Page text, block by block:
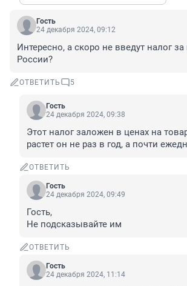
Гость
24 декабря 2024, 09:12
Интересно, а скоро не введут налог
России?
ОТВЕТИТЬ 5
Гость
24 декабря 2024, 09:38
Этот налог заложен в ценах на
растет он не раз в год, а почти
ОТВЕТИТЬ
Гость
24 декабря 2024, 09:49
Гость,
Не подсказывайте им
ОТВЕТИТЬ
Гость
24 декабря 2024, 11:14